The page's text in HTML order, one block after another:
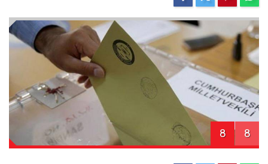
8 8